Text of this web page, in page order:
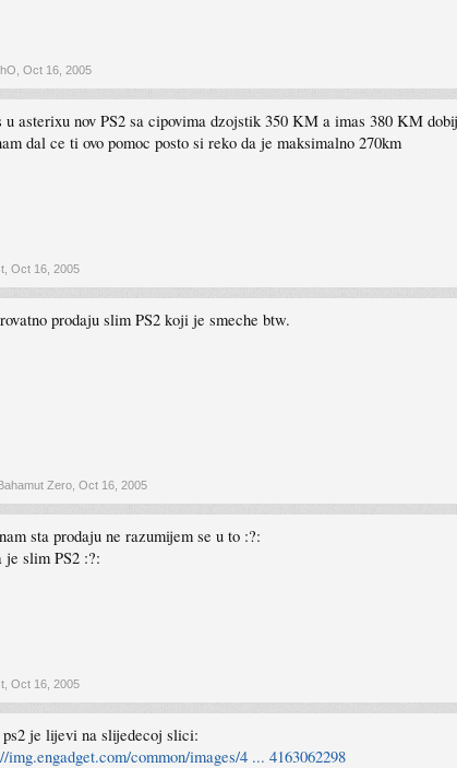
Oct 16, 2005
u asterixu nov PS2 sa cipovima dzojstik 350 KM a imas 380 KM
dal ce ti ovo pomoc posto si reko da je maksimalno 270km
Oct 16, 2005
prodaju slim PS2 koji je smeche btw.
Zero Oct 16, 2005
sta prodaju ne razumijem se u to :?:
je slim PS2 :?:
Oct 16, 2005
je lijevi na slijedecoj slici:
img.engadget.com/common/images/4 ... 4163062298